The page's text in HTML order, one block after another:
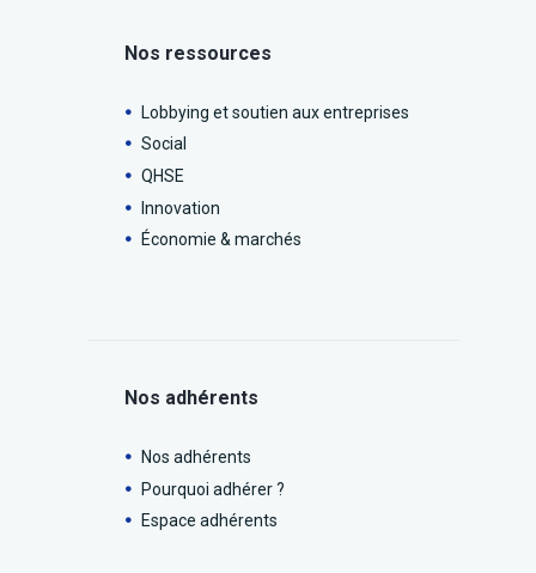
Nos ressources
Lobbying et soutien aux entreprises
Social
QHSE
Innovation
Économie & marchés
Nos adhérents
Nos adhérents
Pourquoi adhérer ?
Espace adhérents